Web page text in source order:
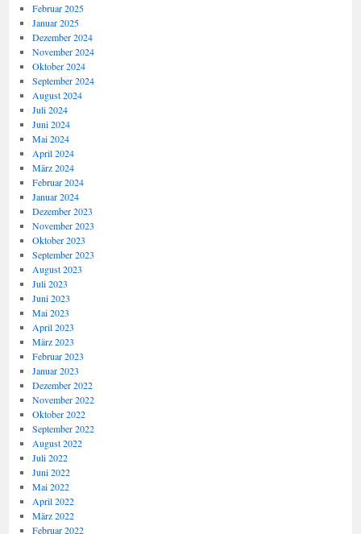
Februar 2025
Januar 2025
Dezember 2024
November 2024
Oktober 2024
September 2024
August 2024
Juli 2024
Juni 2024
Mai 2024
April 2024
März 2024
Februar 2024
Januar 2024
Dezember 2023
November 2023
Oktober 2023
September 2023
August 2023
Juli 2023
Juni 2023
Mai 2023
April 2023
März 2023
Februar 2023
Januar 2023
Dezember 2022
November 2022
Oktober 2022
September 2022
August 2022
Juli 2022
Juni 2022
Mai 2022
April 2022
März 2022
Februar 2022